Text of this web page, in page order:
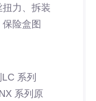
力、拆装
险盒图
系列
系列原